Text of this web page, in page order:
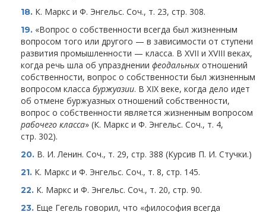
18. К. Маркс и Ф. Энгельс. Соч., т. 23, стр. 308.
19. «Вопрос о собственности всегда был жизненным
вопросом того или другого — в зависимости от ступени
развития промышленности — класса. В XVII и XVIII веках,
когда речь шла об упразднении феодальных отношений
собственности, вопрос о собственности был жизненным
вопросом класса буржуазии. В XIX веке, когда дело идет
об отмене буржуазных отношений собственности,
вопрос о собственности является жизненным вопросом
рабочего класса» (К. Маркс и Ф. Энгельс. Соч., т. 4,
стр. 302).
20. В. И. Ленин. Соч., т. 29, стр. 388 (Курсив П. И. Стучки.)
21. К. Маркс и Ф. Энгельс. Соч., т. 8, стр. 145.
22. К. Маркс и Ф. Энгельс. Соч., т. 20, стр. 90.
23. Еще Гегель говорил, что «философия всегда